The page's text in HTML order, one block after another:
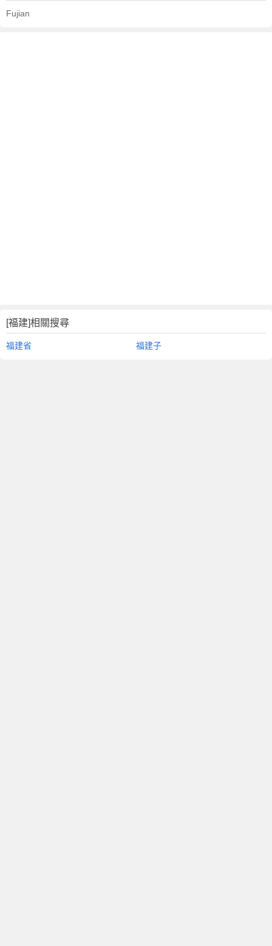
Fujian
[福建]相關搜尋
福建省 福建子